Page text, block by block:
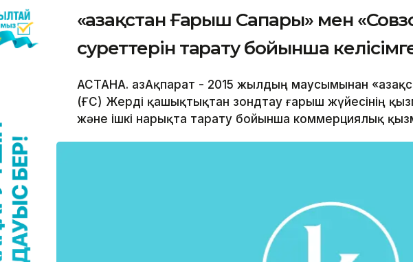
«Қазақстан Ғарыш Сапары» мен
суреттерін тарату бойынша
АСТАНА. ҚазАқпарат - 2015 жылдың маусымынан
(ҚҒС) Жерді қашықтықтан зондтау ғарыш жүйесінің
және ішкі нарықта тарату бойынша коммерциялық